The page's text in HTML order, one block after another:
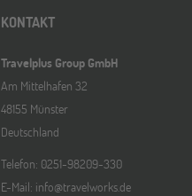
KONTAKT
Travelplus Group GmbH
Am Mittelhafen 32
48155 Münster
Deutschland
Telefon: 0251-98209-330
E-Mail: info@travelworks.de